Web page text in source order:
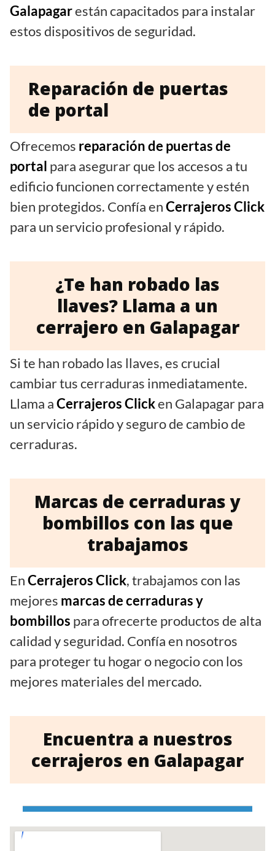
Galapagarestán capacitados para instalar
estos dispositivos de seguridad.
Reparación de puertas
de portal
Ofrecemos reparación de puertas de
portal para asegurar que los accesos a tu
edificio funcionen correctamente y estén
bien protegidos. Confía enCerrajeros Click
para un servicio profesional y rápido.
¿Te han robado las
llaves? Llama a un
cerrajero en Galapagar
Si te han robado las llaves, es crucial
cambiar tus cerraduras inmediatamente.
Llama aCerrajeros Clicken Galapagar para
un servicio rápido y seguro de cambio de
cerraduras.
Marcas de cerraduras y
bombillos con las que
trabajamos
EnCerrajeros Click, trabajamos con las
mejores marcas de cerraduras y
bombillos para ofrecerte productos de alta
calidad y seguridad. Confía en nosotros
para proteger tu hogar o negocio con los
mejores materiales del mercado.
Encuentra a nuestros
cerrajeros en Galapagar